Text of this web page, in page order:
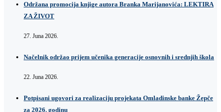
Održana promocija knjige autora Branka Marijanovića: LEKTIRA
ZA ŽIVOT
27. Juna 2026.
Načelnik održao prijem učenika generacije osnovnih i srednjih škola
22. Juna 2026.
Potpisani ugovori za realizaciju projekata Omladinske banke Žepče
za 2026. godinu